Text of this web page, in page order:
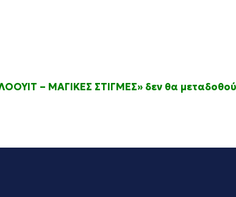
– ΜΑΓΙΚΕΣ ΣΤΙΓΜΕΣ» δεν θα